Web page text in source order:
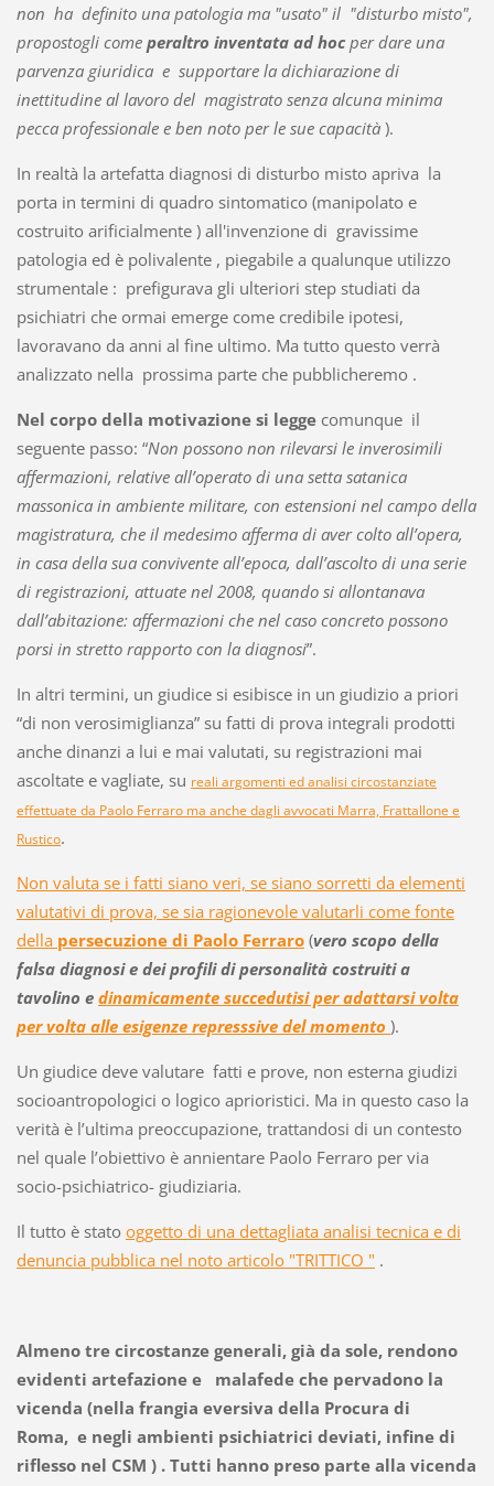
non ha definito una patologia ma "usato" il "disturbo misto",
propostogli come peraltro inventata ad hocper dare una
parvenza giuridica e supportare la dichiarazione di
inettitudine al lavoro del magistrato senza alcuna minima
pecca professionale e ben noto per le sue capacità ).
In realtà la artefatta diagnosi di disturbo misto apriva la
porta in termini di quadro sintomatico (manipolato e
costruito arificialmente ) all'invenzione di gravissime
patologia ed è polivalente , piegabile a qualunque utilizzo
strumentale : prefigurava gli ulteriori step studiati da
psichiatri che ormai emerge come credibile ipotesi,
lavoravano da anni al fine ultimo. Ma tutto questo verrà
analizzato nella prossima parte che pubblicheremo .
Nel corpo della motivazione si legge comunque il
seguente passo: “Non possono non rilevarsi le inverosimili
affermazioni, relative all’operato di una setta satanica
massonica in ambiente militare, con estensioni nel campo della
magistratura, che il medesimo afferma di aver colto all’opera,
in casa della sua convivente all’epoca, dall’ascolto di una serie
di registrazioni, attuate nel 2008, quando si allontanava
dall’abitazione: affermazioni che nel caso concreto possono
porsi in stretto rapporto con la diagnosi”.
In altri termini, un giudice si esibisce in un giudizio a priori
“di non verosimiglianza” su fatti di prova integrali prodotti
anche dinanzi a lui e mai valutati, su registrazioni mai
ascoltate e vagliate, su reali argomenti ed analisi circostanziate
effettuate da Paolo Ferraro ma anche dagli avvocati Marra, Frattallone e
Rustico.
Non valuta se i fatti siano veri, se siano sorretti da elementi
valutativi di prova, se sia ragionevole valutarli come fonte
della persecuzione di Paolo Ferraro(vero scopo della
falsa diagnosi e dei profili di personalità costruiti a
tavolino e dinamicamente succedutisi per adattarsi volta
per volta alle esigenze represssive del momento ).
Un giudice deve valutare fatti e prove, non esterna giudizi
socioantropologici o logico aprioristici. Ma in questo caso la
verità è l’ultima preoccupazione, trattandosi di un contesto
nel quale l’obiettivo è annientare Paolo Ferraro per via
socio-psichiatrico- giudiziaria.
Il tutto è stato oggetto di una dettagliata analisi tecnica e di
denuncia pubblica nel noto articolo "TRITTICO " .
Almeno tre circostanze generali, già da sole, rendono
evidenti artefazione e malafede che pervadono la
vicenda (nella frangia eversiva della Procura di
Roma, e negli ambienti psichiatrici deviati, infine di
riflesso nel CSM ) . Tutti hanno preso parte alla vicenda